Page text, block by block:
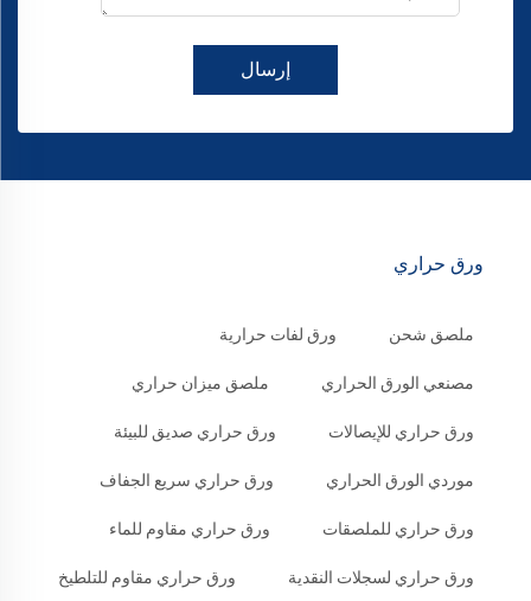
إرسال
ورق حراري
ملصق شحن ورق لفات حرارية
مصنعي الورق الحراري ملصق ميزان حراري
ورق حراري للإيصالات ورق حراري صديق للبيئة
موردي الورق الحراري ورق حراري سريع الجفاف
ورق حراري للملصقات ورق حراري مقاوم للماء
ورق حراري لسجلات النقدية ورق حراري مقاوم للتلطيخ